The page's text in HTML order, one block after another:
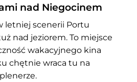
nad Niegocinem
letniej scenerii Portu
nad jeziorem. To miejsce
wakacyjnego kina
chętnie wraca tu na